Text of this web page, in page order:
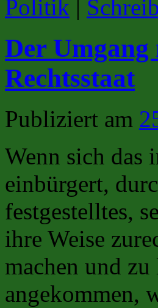
Politik |
Der Umgang
Rechtsstaat
Publiziert am
Wenn sich das
einbürgert,
festgestelltes,
ihre Weise
machen und
angekommen,